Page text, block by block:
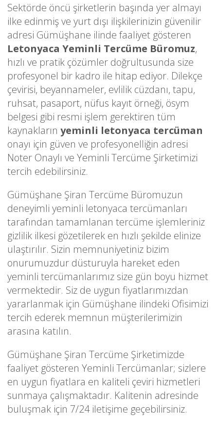
Sektörde öncü şirketlerin başında yer almayı
ilke edinmiş ve yurt dışı ilişkilerinizin güvenilir
adresi Gümüşhane ilinde faaliyet gösteren
Letonyaca Yeminli Tercüme Büromuz,
hızlı ve pratik çözümler doğrultusunda size
profesyonel bir kadro ile hitap ediyor. Dilekçe
çevirisi, beyannameler, evlilik cüzdanı, tapu,
ruhsat, pasaport, nüfus kayıt örneği, ösym
belgesi gibi resmi işlem gerektiren tüm
kaynakların yeminli letonyaca tercüman
onayı için güven ve profesyonelliğin adresi
Noter Onaylı ve Yeminli Tercüme Şirketimizi
tercih edebilirsiniz.
Gümüşhane Şiran Tercüme Büromuzun
deneyimli yeminli letonyaca tercümanları
tarafından tamamlanan tercüme işlemleriniz
gizlilik ilkesi gözetilerek en hızlı şekilde elinize
ulaştırılır. Sizin memnuniyetiniz bizim
onurumuzdur düsturuyla hareket eden
yeminli tercümanlarımız size gün boyu hizmet
vermektedir. Siz de uygun fiyatlarımızdan
yararlanmak için Gümüşhane ilindeki Ofisimizi
tercih ederek memnun müşterilerimizin
arasına katılın.
Gümüşhane Şiran Tercüme Şirketimizde
faaliyet gösteren Yeminli Tercümanlar; sizlere
en uygun fiyatlara en kaliteli çeviri hizmetleri
sunmaya çalışmaktadır. Kalitenin adresinde
buluşmak için 7/24 iletişime geçebilirsiniz.